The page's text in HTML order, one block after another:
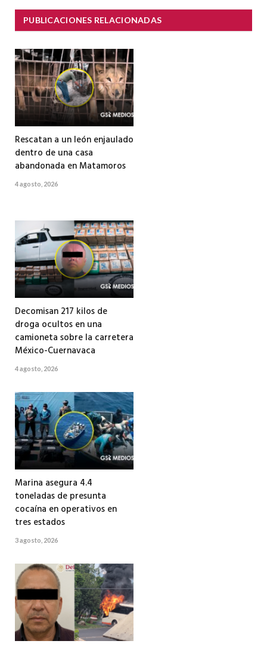
PUBLICACIONES RELACIONADAS
Rescatan a un león enjaulado
dentro de una casa
abandonada en Matamoros
4 agosto, 2026
Decomisan 217 kilos de
droga ocultos en una
camioneta sobre la carretera
México-Cuernavaca
4 agosto, 2026
Marina asegura 4.4
toneladas de presunta
cocaína en operativos en
tres estados
3 agosto, 2026